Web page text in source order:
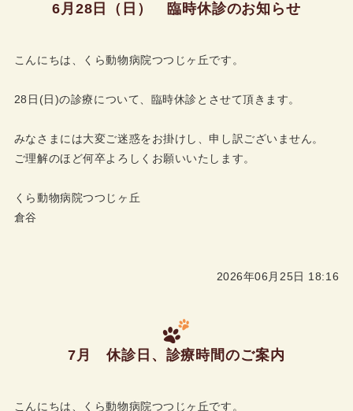
トリミング・ペットホテル
6月28日（日） 臨時休診のお知らせ
こんにちは、くら動物病院つつじヶ丘です。
28日(日)の診療について、臨時休診とさせて頂きます。
みなさまには大変ご迷惑をお掛けし、申し訳ございません。
ご理解のほど何卒よろしくお願いいたします。
くら動物病院つつじヶ丘
倉谷
2026年06月25日 18:16
7月 休診日、診療時間のご案内
こんにちは、くら動物病院つつじヶ丘です。